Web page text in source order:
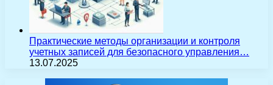
Практические методы организации и контроля
учетных записей для безопасного управления…
13.07.2025